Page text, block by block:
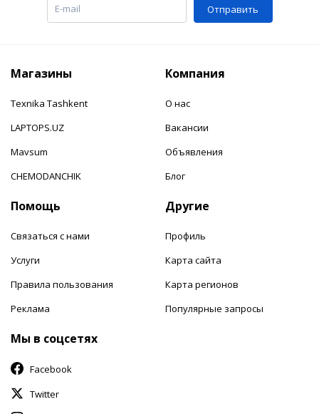
Отправить
Магазины
Texnika Tashkent
LAPTOPS.UZ
Mavsum
CHEMODANCHIK
Компания
О нас
Вакансии
Объявления
Блог
Помощь
Связаться с нами
Услуги
Правила пользования
Реклама
Другие
Профиль
Карта сайта
Карта регионов
Популярные запросы
Мы в соцсетях
Facebook
Twitter